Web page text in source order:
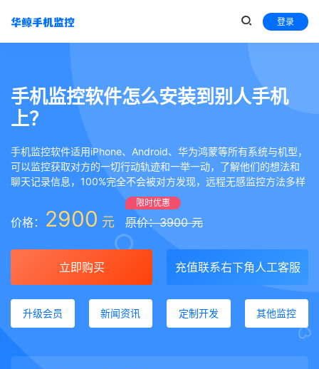
登录
手机监控软件怎么安装到别人手机
上？
手机监控软件适用iPhone、Android、华为鸿蒙等所有系统与机型，
可以监控获取对方的一切行动轨迹和一举一动，了解他们的想法和
聊天记录信息，100%完全不会被对方发现，远程无感监控方法多样
价格： 2900 元
限时优惠
原价：3900 元
立即购买 充值联系右下角人工客服
升级会员 新闻资讯 定制开发 其他监控